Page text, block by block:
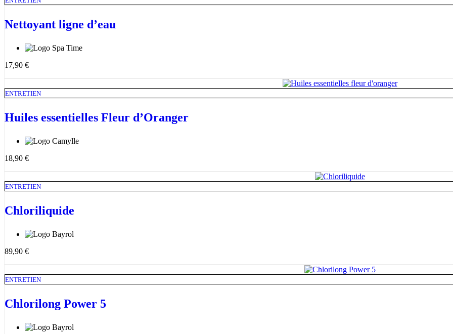
Nettoyant ligne d’eau
17,90 €
ENTRETIEN
Huiles essentielles Fleur d’Oranger
18,90 €
ENTRETIEN
Chloriliquide
89,90 €
ENTRETIEN
Chlorilong Power 5